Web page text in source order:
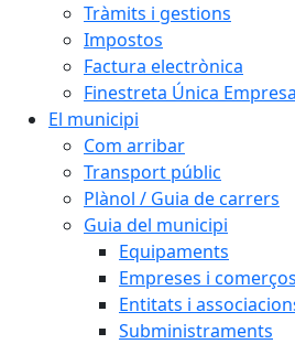
Tràmits i gestions
Impostos
Factura electrònica
Finestreta Única
El municipi
Com arribar
Transport públic
Plànol / Guia de carrers
Guia del municipi
Equipaments
Empreses i comerços
Entitats i
Subministraments